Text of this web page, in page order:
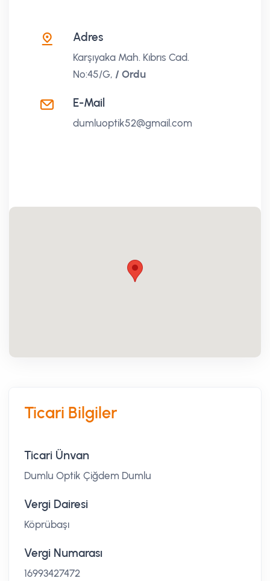
Adres
Karşıyaka Mah. Kıbrıs Cad.
No:45/G, / Ordu
E-Mail
dumluoptik52@gmail.com
Ticari Bilgiler
Ticari Ünvan
Dumlu Optik Çiğdem Dumlu
Vergi Dairesi
Köprübaşı
Vergi Numarası
16993427472